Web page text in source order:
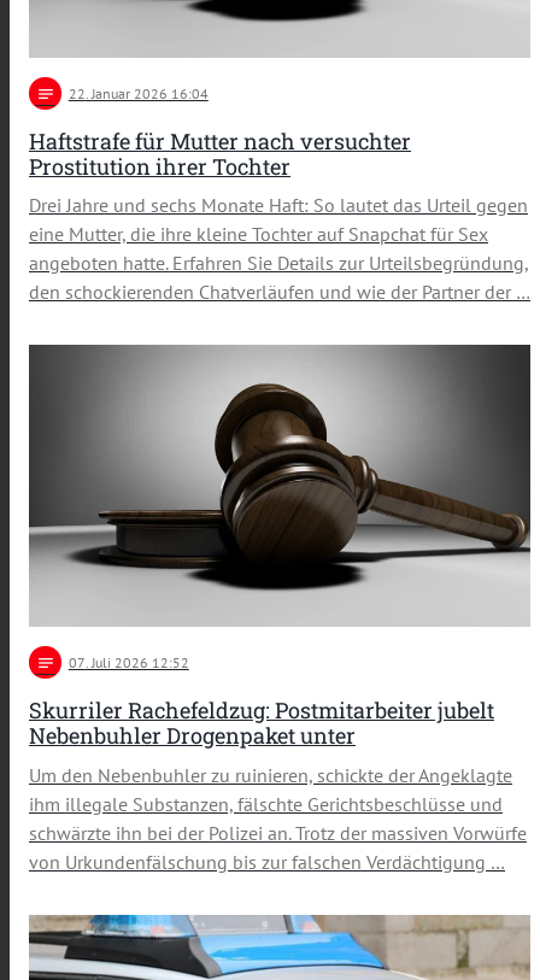
notes 22 . Januar 2026 16:04
Haftstrafe für Mutter nach versuchter
Prostitution ihrer Tochter
Drei Jahre und sechs Monate Haft: So lautet das Urteil gegen
eine Mutter, die ihre kleine Tochter auf Snapchat für Sex
angeboten hatte. Erfahren Sie Details zur Urteilsbegründung,
den schockierenden Chatverläufen und wie der Partner der …
notes 07 . Juli 2026 12:52
Skurriler Rachefeldzug: Postmitarbeiter jubelt
Nebenbuhler Drogenpaket unter
Um den Nebenbuhler zu ruinieren, schickte der Angeklagte
ihm illegale Substanzen, fälschte Gerichtsbeschlüsse und
schwärzte ihn bei der Polizei an. Trotz der massiven Vorwürfe
von Urkundenfälschung bis zur falschen Verdächtigung …